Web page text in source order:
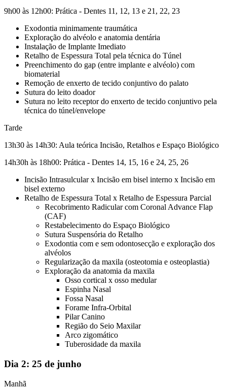
9h00 às 12h00: Prática - Dentes 11, 12, 13 e 21, 22, 23
Exodontia minimamente traumática
Exploração do alvéolo e anatomia dentária
Instalação de Implante Imediato
Retalho de Espessura Total pela técnica do Túnel
Preenchimento do gap (entre implante e alvéolo) com
biomaterial
Remoção de enxerto de tecido conjuntivo do palato
Sutura do leito doador
Sutura no leito receptor do enxerto de tecido conjuntivo pela
técnica do túnel/envelope
Tarde
13h30 às 14h30: Aula teórica Incisão, Retalhos e Espaço Biológico
14h30h às 18h00: Prática - Dentes 14, 15, 16 e 24, 25, 26
Incisão Intrasulcular x Incisão em bisel interno x Incisão em
bisel externo
Retalho de Espessura Total x Retalho de Espessura Parcial
Recobrimento Radicular com Coronal Advance Flap
(CAF)
Restabelecimento do Espaço Biológico
Sutura Suspensória do Retalho
Exodontia com e sem odontosecção e exploração dos
alvéolos
Regularização da maxila (osteotomia e osteoplastia)
Exploração da anatomia da maxila
Osso cortical x osso medular
Espinha Nasal
Fossa Nasal
Forame Infra-Orbital
Pilar Canino
Região do Seio Maxilar
Arco zigomático
Tuberosidade da maxila
Dia 2: 25 de junho
Manhã